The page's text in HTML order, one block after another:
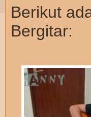
Berikut
Bergitar: